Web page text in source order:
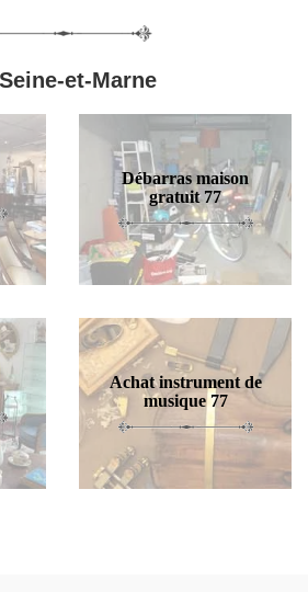
et-Marne
Débarras maison
gratuit 77
Achat instrument de
musique 77